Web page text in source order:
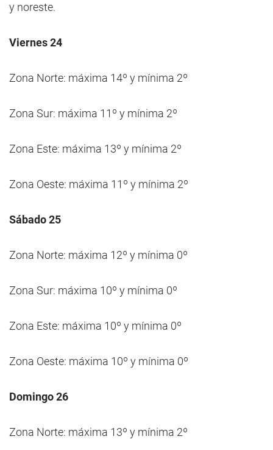
y noreste.
Viernes 24
Zona Norte: máxima 14º y mínima 2º
Zona Sur: máxima 11º y mínima 2º
Zona Este: máxima 13º y mínima 2º
Zona Oeste: máxima 11º y mínima 2º
Sábado 25
Zona Norte: máxima 12º y mínima 0º
Zona Sur: máxima 10º y mínima 0º
Zona Este: máxima 10º y mínima 0º
Zona Oeste: máxima 10º y mínima 0º
Domingo 26
Zona Norte: máxima 13º y mínima 2º